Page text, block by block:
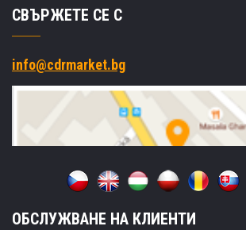
СВЪРЖЕТЕ СЕ С
info@cdrmarket.bg
ОБСЛУЖВАНЕ НА КЛИЕНТИ